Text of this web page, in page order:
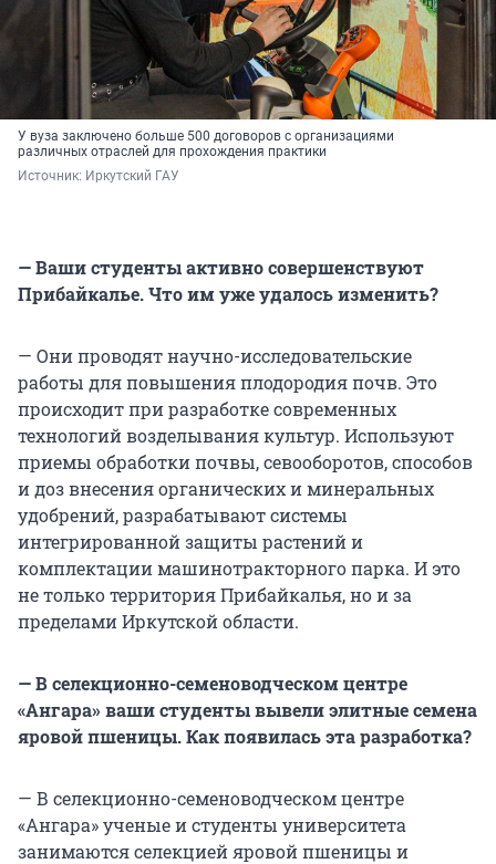
У вуза заключено больше 500 договоров с организациями
различных отраслей для прохождения практики
Источник: Иркутский ГАУ
— Ваши студенты активно совершенствуют
Прибайкалье. Что им уже удалось изменить?
— Они проводят научно-исследовательские
работы для повышения плодородия почв. Это
происходит при разработке современных
технологий возделывания культур. Используют
приемы обработки почвы, севооборотов, способов
и доз внесения органических и минеральных
удобрений, разрабатывают системы
интегрированной защиты растений и
комплектации машинотракторного парка. И это
не только территория Прибайкалья, но и за
пределами Иркутской области.
— В селекционно-семеноводческом центре
«Ангара» ваши студенты вывели элитные семена
яровой пшеницы. Как появилась эта разработка?
— В селекционно-семеноводческом центре
«Ангара» ученые и студенты университета
занимаются селекцией яровой пшеницы и